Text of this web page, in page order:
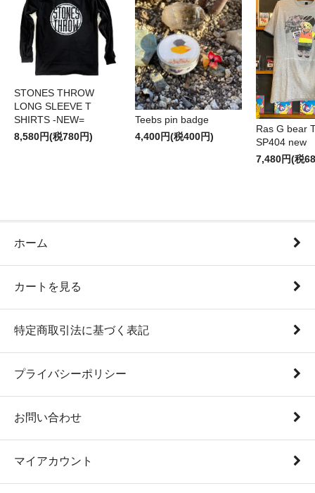
STONES THROW
LONG SLEEVE T
SHIRTS -NEW=
8,580円(税780円)
Teebs pin badge
4,400円(税400円)
Ras G bear
SP404 new
7,480円(税
ホーム
カートを見る
特定商取引法に基づく表記
プライバシーポリシー
お問い合わせ
マイアカウント